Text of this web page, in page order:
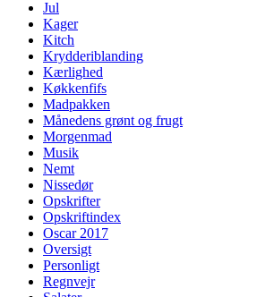
Jul
Kager
Kitch
Krydderiblanding
Kærlighed
Køkkenfifs
Madpakken
Månedens grønt og frugt
Morgenmad
Musik
Nemt
Nissedør
Opskrifter
Opskriftindex
Oscar 2017
Oversigt
Personligt
Regnvejr